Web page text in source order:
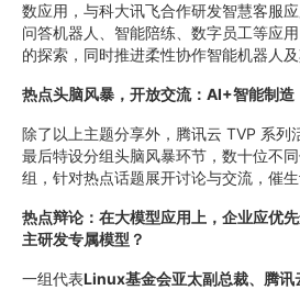
数应用，与科大讯飞合作研发智慧客服
问答机器人、智能陪练、数字员工等应
的探索，同时推进柔性协作智能机器人及
热点头脑风暴，开放交流：AI+智能制造
除了以上主题分享外，腾讯云 TVP 系列
最后特设分组头脑风暴环节，数十位不
组，针对热点话题展开讨论与交流，催生
热点辩论：在大模型应用上，企业应优
主研发专属模型？
一组代表Linux基金会亚太副总裁、腾讯